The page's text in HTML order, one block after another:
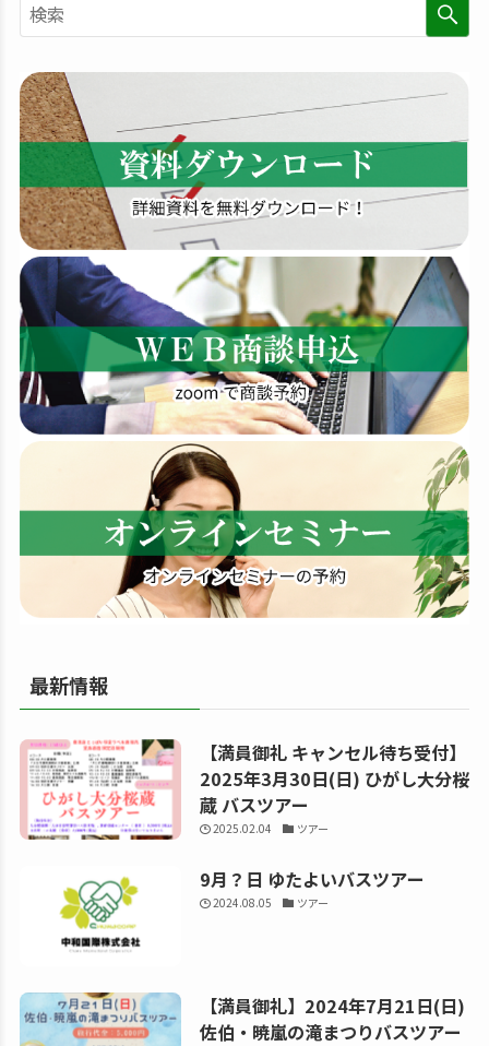
索
す
る
最新情報
【満員御礼 キャンセル待ち受付】
2025年3月30日(日) ひがし大分桜
蔵 バスツアー
2025.02.04 ツアー
9月？日 ゆたよいバスツアー
2024.08.05 ツアー
【満員御礼】2024年7月21日(日)
佐伯・暁嵐の滝まつりバスツアー